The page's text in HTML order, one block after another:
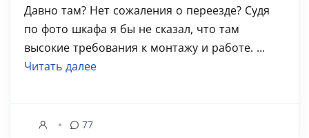
Давно там? Нет сожаления о переезде? Судя
по фото шкафа я бы не сказал, что там
высокие требования к монтажу и работе. ...
Читать далее
77